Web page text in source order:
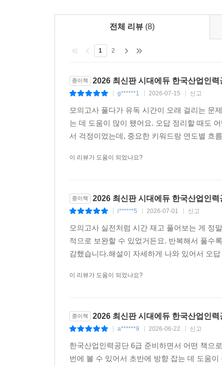
전체 리뷰 (8)
1 2
종이책 2026 최신판 시대에듀 한국산업인
g******1 2026-07-15 신고
모의고사 풀다가 유독 시간이 오래 걸리는 문
는 데 도움이 많이 됐어요. 오답 정리할 때도
서 걱정이었는데, 중요한 키워드랑 연도별 흐
이 리뷰가 도움이 되었나요?
종이책 2026 최신판 시대에듀 한국산업인
i******5 2026-07-01 신고
모의고사 실전처럼 시간 재고 풀어보는 게 정
적으로 보완할 수 있었거든요. 반복해서 풀수
감했습니다.해설이 자세하게 나와 있어서 오
이 리뷰가 도움이 되었나요?
종이책 2026 최신판 시대에듀 한국산업인
a******9 2026-06-22 신고
한국산업인력공단 6급 준비하면서 어떤 책으
번에 볼 수 있어서 초반에 방향 잡는 데 도움